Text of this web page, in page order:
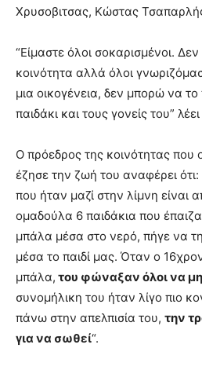
Χρυσοβιτσας, Κώστας
“Είμαστε όλοι σοκαρισμένοι.
κοινότητα αλλά όλοι
μια οικογένεια, δεν μπορώ να
παιδάκι και τους γονείς του” λέει
Ο πρόεδρος της κοινότητας που
έζησε την ζωή του αναφέρει
που ήταν μαζί στην λίμνη είναι
ομαδούλα 6 παιδάκια που
μπάλα μέσα στο νερό, πήγε να
μέσα το παιδί μας. Όταν ο
μπάλα, του φώναξαν όλοι να
συνομήλικη του ήταν λίγο πιο
πάνω στην απελπισία του, την
για να σωθεί“.